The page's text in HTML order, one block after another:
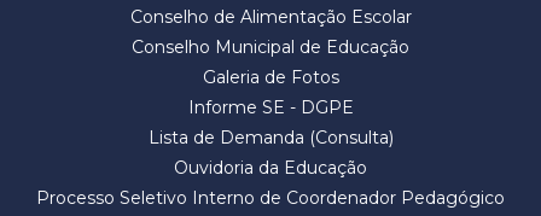
Conselho de Alimentação Escolar
Conselho Municipal de Educação
Galeria de Fotos
Informe SE - DGPE
Lista de Demanda (Consulta)
Ouvidoria da Educação
Processo Seletivo Interno de Coordenador Pedagógico